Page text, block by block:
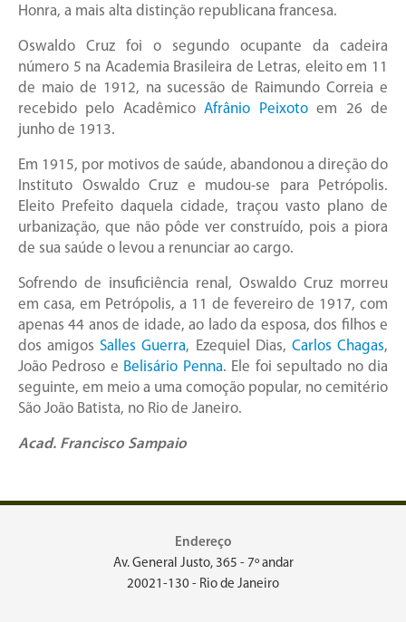
Honra, a mais alta distinção republicana francesa.
Oswaldo Cruz foi o segundo ocupante da cadeira
número 5 na Academia Brasileira de Letras, eleito em 11
de maio de 1912, na sucessão de Raimundo Correia e
recebido pelo AcadêmicoAfrânio Peixotoem 26 de
junho de 1913.
Em 1915, por motivos de saúde, abandonou a direção do
Instituto Oswaldo Cruz e mudou-se para Petrópolis.
Eleito Prefeito daquela cidade, traçou vasto plano de
urbanização, que não pôde ver construído, pois a piora
de sua saúde o levou a renunciar ao cargo.
Sofrendo de insuficiência renal, Oswaldo Cruz morreu
em casa, em Petrópolis, a 11 de fevereiro de 1917, com
apenas 44 anos de idade, ao lado da esposa, dos filhos e
dos amigos Salles Guerra, Ezequiel Dias, Carlos Chagas,
João Pedroso e Belisário Penna. Ele foi sepultado no dia
seguinte, em meio a uma comoção popular, no cemitério
São João Batista, no Rio de Janeiro.
Acad. Francisco Sampaio
Endereço
Av. General Justo, 365 - 7º andar
20021-130 - Rio de Janeiro